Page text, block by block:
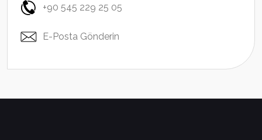
+90 545 229 25 05
E-Posta Gönderin